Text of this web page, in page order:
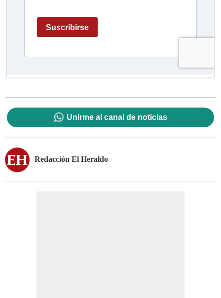
Unirme al canal de noticias
Redacción El Heraldo